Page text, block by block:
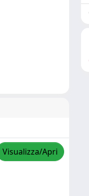
Visualizza/Apri